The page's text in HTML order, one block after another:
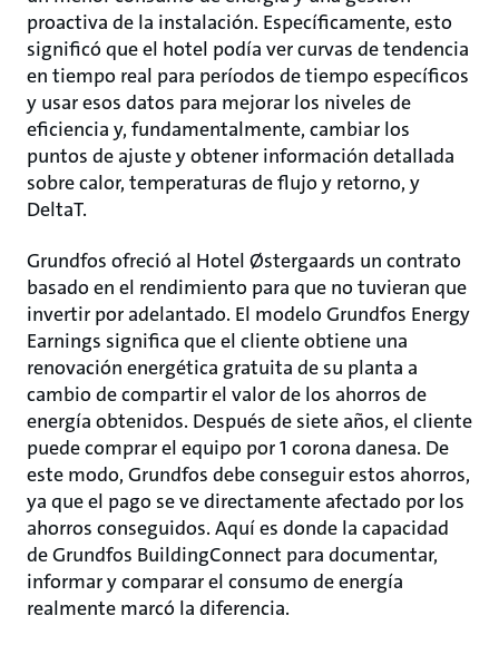
proactiva de la instalación. Específicamente, esto
significó que el hotel podía ver curvas de tendencia
en tiempo real para períodos de tiempo específicos
y usar esos datos para mejorar los niveles de
eficiencia y, fundamentalmente, cambiar los
puntos de ajuste y obtener información detallada
sobre calor, temperaturas de flujo y retorno, y
DeltaT.
Grundfos ofreció al Hotel Østergaards un contrato
basado en el rendimiento para que no tuvieran que
invertir por adelantado. El modelo Grundfos Energy
Earnings significa que el cliente obtiene una
renovación energética gratuita de su planta a
cambio de compartir el valor de los ahorros de
energía obtenidos. Después de siete años, el cliente
puede comprar el equipo por 1 corona danesa. De
este modo, Grundfos debe conseguir estos ahorros,
ya que el pago se ve directamente afectado por los
ahorros conseguidos. Aquí es donde la capacidad
de Grundfos BuildingConnect para documentar,
informar y comparar el consumo de energía
realmente marcó la diferencia.